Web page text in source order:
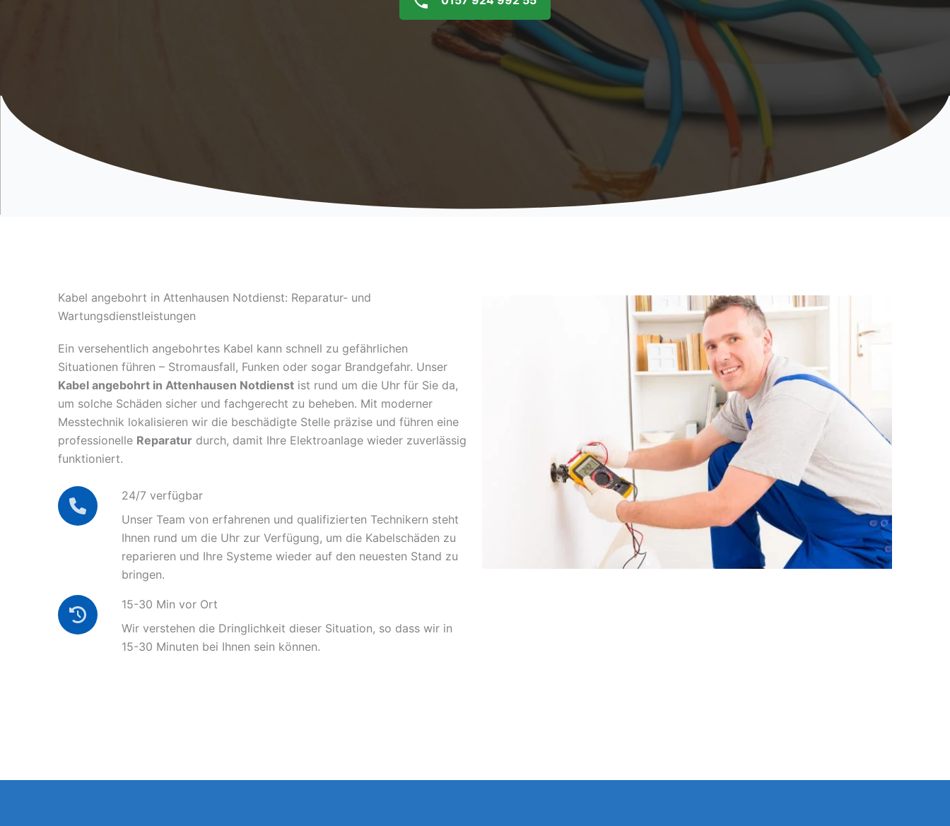
Kabel angebohrt in Attenhausen Notdienst: Reparatur- und
Wartungsdienstleistungen
Ein versehentlich angebohrtes Kabel kann schnell zu gefährlichen
Situationen führen – Stromausfall, Funken oder sogar Brandgefahr. Unser
Kabel angebohrt in Attenhausen Notdienst ist rund um die Uhr für Sie da,
um solche Schäden sicher und fachgerecht zu beheben. Mit moderner
Messtechnik lokalisieren wir die beschädigte Stelle präzise und führen eine
professionelle Reparatur durch, damit Ihre Elektroanlage wieder zuverlässig
funktioniert.
24/7 verfügbar
Unser Team von erfahrenen und qualifizierten Technikern steht
Ihnen rund um die Uhr zur Verfügung, um die Kabelschäden zu
reparieren und Ihre Systeme wieder auf den neuesten Stand zu
bringen.
15-30 Min vor Ort
Wir verstehen die Dringlichkeit dieser Situation, so dass wir in
15-30 Minuten bei Ihnen sein können.